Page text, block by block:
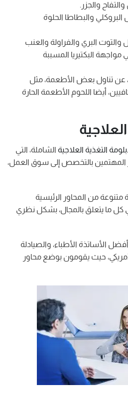
والجزر.
البروكلي والبطاطا الحلوة
البري والفراولة والعنب
مواجهة البكتيريا المسببة
عن تناول بعض الأطعمة، مثل
أيضا اللحوم الأطعمة الحارة
التغذية العلاجية الشاملة، التي
المهتمين بالتخصص إلى سوق العمل،
من المحاور الرئيسية
كل ما يتعلق بالمجال، بشكل نظري
الأساتذة الأطباء، والصيادلة
حيث يقومون بوضع محاور